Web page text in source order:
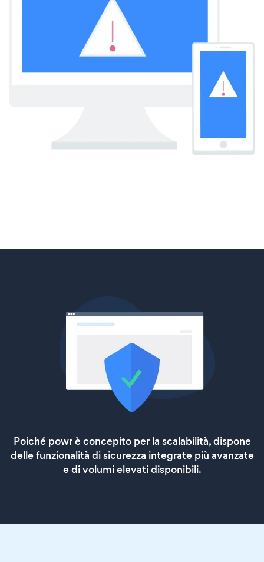
Poiché powr è concepito per la scalabilità, dispone
delle funzionalità di sicurezza integrate più avanzate
e di volumi elevati disponibili.